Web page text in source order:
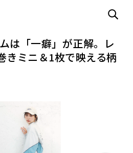
は「一癖」が正解。レ
きミニ＆1枚で映える柄